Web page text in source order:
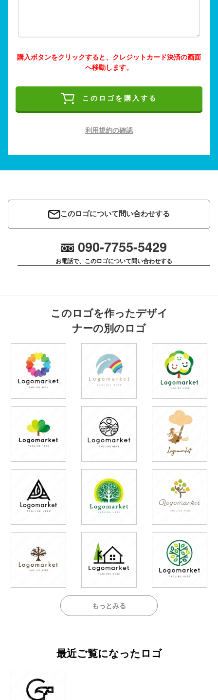
購入ボタンをクリックすると、クレジットカード決済の画面
へ移動します。
このロゴを購入する
利用規約の確認
このロゴについて問い合わせする
090-7755-5429
お電話で、このロゴについて問い合わせする
このロゴを作ったデザイ
ナーの別のロゴ
もっとみる
最近ご覧になったロゴ